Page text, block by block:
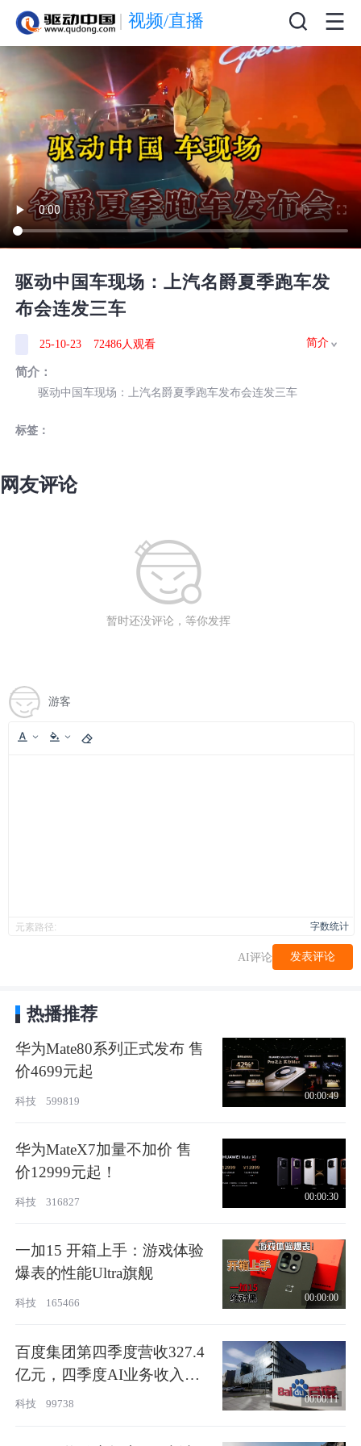
视频/直播
驱动中国车现场：上汽名爵夏季跑车发
布会连发三车
25-10-23 72486人观看 简介
简介：
驱动中国车现场：上汽名爵夏季跑车发布会连发三车
标签：
网友评论
暂时还没评论，等你发挥
游客
元素路径: 字数统计
AI评论 发表评论
热播推荐
华为Mate80系列正式发布 售
价4699元起
科技 599819 00:00:49
华为MateX7加量不加价 售
价12999元起！
科技 316827 00:00:30
一加15 开箱上手：游戏体验
爆表的性能Ultra旗舰
科技 165466 00:00:00
百度集团第四季度营收327.4
亿元，四季度AI业务收入占
比43%
科技 99738 00:00:11